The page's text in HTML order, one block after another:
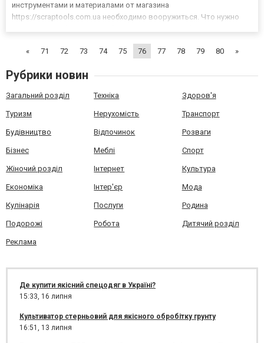
инструментами и материалами от магазина
https://scraptools.com.ua необходимо вооружиться. Что нужно
начале 21 века, то есть...
« 71 72 73 74 75 76 77 78 79 80 »
Рубрики новин
Загальний розділ Техніка Здоров'я
Туризм Нерухомість Транспорт
Будівництво Відпочинок Розваги
Бізнес Меблі Спорт
Жіночий розділ Інтернет Культура
Економіка Інтер'єр Мода
Кулінарія Послуги Родина
Подорожі Робота Дитячий розділ
Реклама
Де купити якісний спецодяг в Україні?
15:33, 16 липня
Культиватор стерньовий для якісного обробітку грунту
16:51, 13 липня